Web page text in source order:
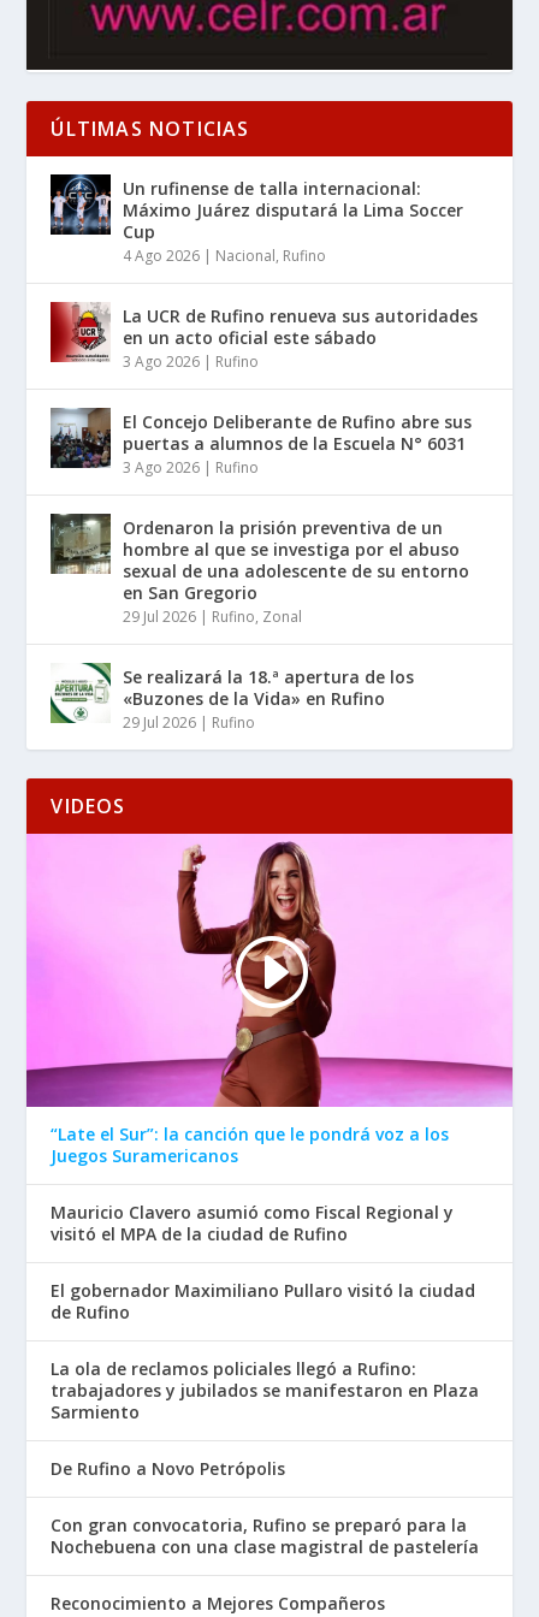
ÚLTIMAS NOTICIAS
Un rufinense de talla internacional:
Máximo Juárez disputará la Lima Soccer
Cup
4 Ago 2026 | Nacional, Rufino
La UCR de Rufino renueva sus autoridades
en un acto oficial este sábado
3 Ago 2026 | Rufino
El Concejo Deliberante de Rufino abre sus
puertas a alumnos de la Escuela N° 6031
3 Ago 2026 | Rufino
Ordenaron la prisión preventiva de un
hombre al que se investiga por el abuso
sexual de una adolescente de su entorno
en San Gregorio
29 Jul 2026 | Rufino, Zonal
Se realizará la 18.ª apertura de los
«Buzones de la Vida» en Rufino
29 Jul 2026 | Rufino
VIDEOS
“Late el Sur”: la canción que le pondrá voz a los
Juegos Suramericanos
Mauricio Clavero asumió como Fiscal Regional y
visitó el MPA de la ciudad de Rufino
El gobernador Maximiliano Pullaro visitó la ciudad
de Rufino
La ola de reclamos policiales llegó a Rufino:
trabajadores y jubilados se manifestaron en Plaza
Sarmiento
De Rufino a Novo Petrópolis
Con gran convocatoria, Rufino se preparó para la
Nochebuena con una clase magistral de pastelería
Reconocimiento a Mejores Compañeros